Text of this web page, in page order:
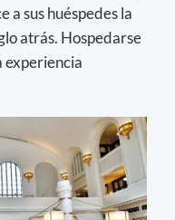
a sus huéspedes la
atrás. Hospedarse
experiencia